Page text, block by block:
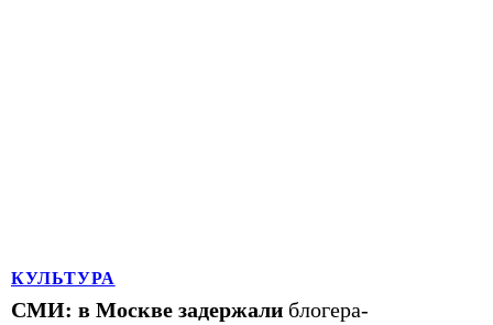
КУЛЬТУРА
СМИ: в Москве задержали блогера-